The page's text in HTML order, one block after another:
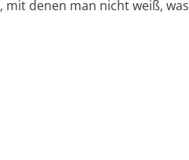
denen man nicht weiß, was